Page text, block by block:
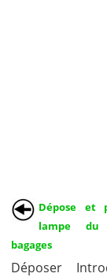
Dépose et
lampe
bagages
Déposer